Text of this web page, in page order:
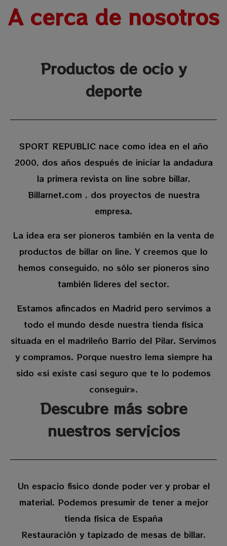
A cerca de nosotros
Productos de ocio y
deporte
SPORT REPUBLIC nace como idea en el año
2000, dos años después de iniciar la andadura
la primera revista on line sobre billar,
Billarnet.com , dos proyectos de nuestra
empresa.
La idea era ser pioneros también en la venta de
productos de billar on line. Y creemos que lo
hemos conseguido, no sólo ser pioneros sino
también líderes del sector.
Estamos afincados en Madrid pero servimos a
todo el mundo desde nuestra tienda física
situada en el madrileño Barrio del Pilar. Servimos
y compramos. Porque nuestro lema siempre ha
sido «si existe casi seguro que te lo podemos
conseguir».
Descubre más sobre
nuestros servicios
Un espacio fisico donde poder ver y probar el
material. Podemos presumir de tener a mejor
tienda física de España
Restauración y tapizado de mesas de billar.